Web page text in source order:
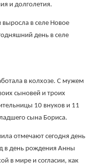
и долголетия.
в селе Новое
день в селе
в колхозе. С мужем
сыновей и троих
10 внуков и 11
сына Бориса.
отмечают сегодня день
в день рождения Анны
в мире и согласии, как